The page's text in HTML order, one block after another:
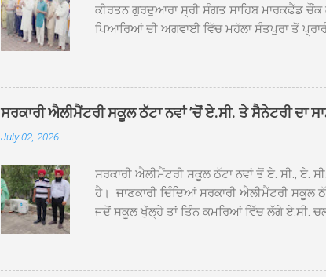
ਕੀਰਤਨ ਗੁਰਦੁਆਰਾ ਸ੍ਰੀ ਸੰਗਤ ਸਾਹਿਬ ਮਾਰਕਫੈੱਡ
ਪਿਆਰਿਆਂ ਦੀ ਅਗਵਾਈ ਵਿੱਚ ਮਹੱਲਾ ਸੰਤਪੁਰਾ ਤੋਂ
ਦਮਦਮਾ ਸਾਹਿਬ ਠੱਟਾ ਵਿਖੇ ਪਹੁੰਚਿਆ। ਨਗਰ
ਸੰਤ ਬਾਬਾ ਹਰਜੀਤ ਸਿੰਘ ਤੇ ਇਲਾਕੇ ਦੀਆਂ ਸੰਗਤਾਂ ਵੱਲੋਂ
ਦਮਦਮਾ ਸਾਹਿਬ ਠੱਟਾ ਵਿਖੇ ਨਗਰ ਕੀਰਤਨ ਦੇ
ਪ੍ਰਬੰਧਕਾਂ ਦਾ ਗੁਰਦੁਆਰਾ ਦਮਦਮਾ ਸਾਹਿਬ ਠੱਟਾ ਦੇ ਮੁੱਖ
ਸਰਕਾਰੀ ਐਲੀਮੈਂਟਰੀ ਸਕੂਲ ਠੱਟਾ ਨਵਾਂ ’ਚੋਂ ਏ.ਸੀ. ਤੇ ਸੈਨੇਟਰੀ ਦਾ
July 02, 2026
ਸਰਕਾਰੀ ਐਲੀਮੈਂਟਰੀ ਸਕੂਲ ਠੱਟਾ ਨਵਾਂ ਤੋਂ ਏ. ਸੀ., ਏ.
ਹੈ। ਜਾਣਕਾਰੀ ਦਿੰਦਿਆਂ ਸਰਕਾਰੀ ਐਲੀਮੈਂਟਰੀ ਸਕੂਲ
ਜਦੋਂ ਸਕੂਲ ਖੁੱਲ੍ਹੇ ਤਾਂ ਤਿੰਨ ਕਮਰਿਆਂ ਵਿੱਚ ਲੱਗੇ ਏ.ਸੀ.
ਹੋਈਆਂ ਸਨ। ਉਨ੍ਹਾਂ ਦੱਸਿਆ ਕਿ ਉਹ ਛੁੱਟੀਆਂ ਦੌਰਾਨ
20 ਤੋਂ 30 ਜੂਨ ਵਿਚਕਾਰ ਹੋਈ ਜਾਪਦੀ ਹੈ। ਇਸ ਮੌਕੇ